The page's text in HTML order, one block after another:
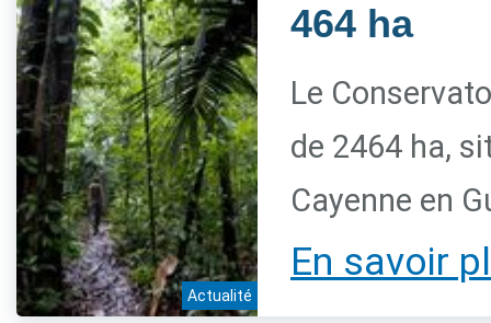
Actualité
464 ha
Le
de 2464 ha,
Cayenne en
En savoir